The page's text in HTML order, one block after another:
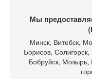
Мы
Минск, Витебск,
Борисов,
Бобруйск, Мозырь,